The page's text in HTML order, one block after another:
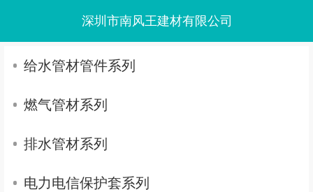
深圳市南风王建材有限公司
给水管材管件系列
燃气管材系列
排水管材系列
电力电信保护套系列